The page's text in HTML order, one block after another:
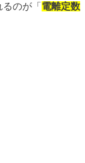
のが「 電離定数